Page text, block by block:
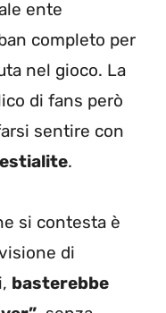
ente
completo per
nel gioco. La
di fans però
sentire con
.
si contesta è
di
basterebbe